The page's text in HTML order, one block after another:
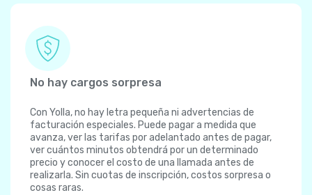
No hay cargos sorpresa
Con Yolla, no hay letra pequeña ni advertencias de
facturación especiales. Puede pagar a medida que
avanza, ver las tarifas por adelantado antes de pagar,
ver cuántos minutos obtendrá por un determinado
precio y conocer el costo de una llamada antes de
realizarla. Sin cuotas de inscripción, costos sorpresa o
cosas raras.